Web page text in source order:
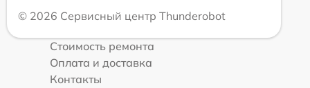
© 2026 Сервисный центр Thunderobot
Стоимость ремонта
Оплата и доставка
Контакты